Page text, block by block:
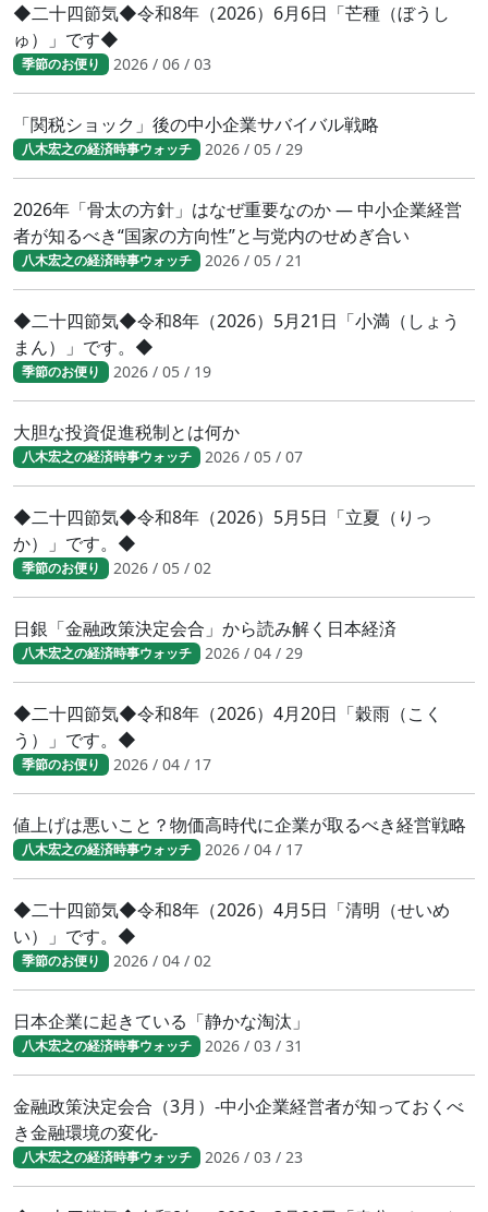
◆二十四節気◆令和8年（2026）6月6日「芒種（ぼうし
ゅ）」です◆
季節のお便り 2026 / 06 / 03
「関税ショック」後の中小企業サバイバル戦略
八木宏之の経済時事ウォッチ 2026 / 05 / 29
2026年「骨太の方針」はなぜ重要なのか ― 中小企業経営
者が知るべき“国家の方向性”と与党内のせめぎ合い
八木宏之の経済時事ウォッチ 2026 / 05 / 21
◆二十四節気◆令和8年（2026）5月21日「小満（しょう
まん）」です。◆
季節のお便り 2026 / 05 / 19
大胆な投資促進税制とは何か
八木宏之の経済時事ウォッチ 2026 / 05 / 07
◆二十四節気◆令和8年（2026）5月5日「立夏（りっ
か）」です。◆
季節のお便り 2026 / 05 / 02
日銀「金融政策決定会合」から読み解く日本経済
八木宏之の経済時事ウォッチ 2026 / 04 / 29
◆二十四節気◆令和8年（2026）4月20日「穀雨（こく
う）」です。◆
季節のお便り 2026 / 04 / 17
値上げは悪いこと？物価高時代に企業が取るべき経営戦略
八木宏之の経済時事ウォッチ 2026 / 04 / 17
◆二十四節気◆令和8年（2026）4月5日「清明（せいめ
い）」です。◆
季節のお便り 2026 / 04 / 02
日本企業に起きている「静かな淘汰」
八木宏之の経済時事ウォッチ 2026 / 03 / 31
金融政策決定会合（3月）-中小企業経営者が知っておくべ
き金融環境の変化-
八木宏之の経済時事ウォッチ 2026 / 03 / 23